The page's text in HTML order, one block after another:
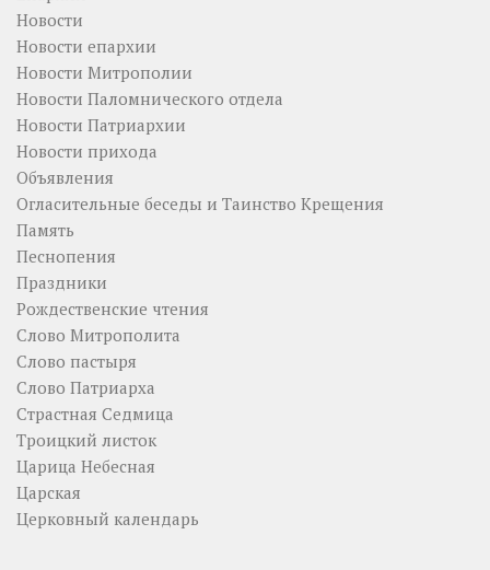
Новости
Новости епархии
Новости Митрополии
Новости Паломнического отдела
Новости Патриархии
Новости прихода
Объявления
Огласительные беседы и Таинство Крещения
Память
Песнопения
Праздники
Рождественские чтения
Слово Митрополита
Слово пастыря
Слово Патриарха
Страстная Седмица
Троицкий листок
Царица Небесная
Царская
Церковный календарь